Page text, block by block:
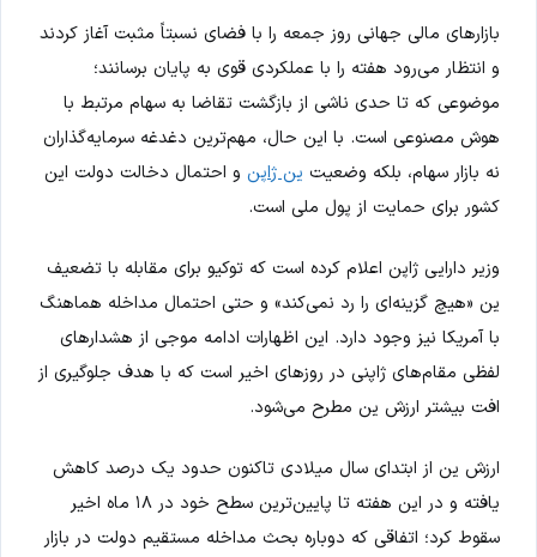
بازارهای مالی جهانی روز جمعه را با فضای نسبتاً مثبت آغاز کردند
و انتظار می‌رود هفته را با عملکردی قوی به پایان برسانند؛
موضوعی که تا حدی ناشی از بازگشت تقاضا به سهام مرتبط با
هوش مصنوعی است. با این حال، مهم‌ترین دغدغه سرمایه‌گذاران
نه بازار سهام، بلکه وضعیت ین ژاپن و احتمال دخالت دولت این
کشور برای حمایت از پول ملی است.
وزیر دارایی ژاپن اعلام کرده است که توکیو برای مقابله با تضعیف
ین «هیچ گزینه‌ای را رد نمی‌کند» و حتی احتمال مداخله هماهنگ
با آمریکا نیز وجود دارد. این اظهارات ادامه موجی از هشدارهای
لفظی مقام‌های ژاپنی در روزهای اخیر است که با هدف جلوگیری از
افت بیشتر ارزش ین مطرح می‌شود.
ارزش ین از ابتدای سال میلادی تاکنون حدود یک درصد کاهش
یافته و در این هفته تا پایین‌ترین سطح خود در ۱۸ ماه اخیر
سقوط کرد؛ اتفاقی که دوباره بحث مداخله مستقیم دولت در بازار